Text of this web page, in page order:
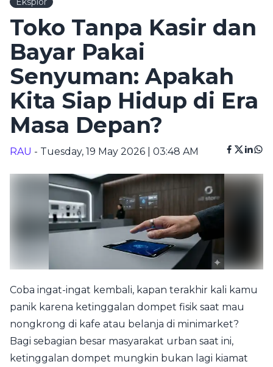
Toko Tanpa Kasir dan
Bayar Pakai
Senyuman: Apakah
Kita Siap Hidup di Era
Masa Depan?
RAU - Tuesday, 19 May 2026 | 03:48 AM
Coba ingat-ingat kembali, kapan terakhir kali kamu
panik karena ketinggalan dompet fisik saat mau
nongkrong di kafe atau belanja di minimarket?
Bagi sebagian besar masyarakat urban saat ini,
ketinggalan dompet mungkin bukan lagi kiamat